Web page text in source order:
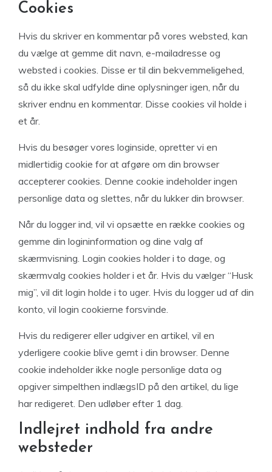
Cookies
Hvis du skriver en kommentar på vores websted, kan
du vælge at gemme dit navn, e-mailadresse og
websted i cookies. Disse er til din bekvemmeligehed,
så du ikke skal udfylde dine oplysninger igen, når du
skriver endnu en kommentar. Disse cookies vil holde i
et år.
Hvis du besøger vores loginside, opretter vi en
midlertidig cookie for at afgøre om din browser
accepterer cookies. Denne cookie indeholder ingen
personlige data og slettes, når du lukker din browser.
Når du logger ind, vil vi opsætte en række cookies og
gemme din logininformation og dine valg af
skærmvisning. Login cookies holder i to dage, og
skærmvalg cookies holder i et år. Hvis du vælger “Husk
mig”, vil dit login holde i to uger. Hvis du logger ud af din
konto, vil login cookierne forsvinde.
Hvis du redigerer eller udgiver en artikel, vil en
yderligere cookie blive gemt i din browser. Denne
cookie indeholder ikke nogle personlige data og
opgiver simpelthen indlægsID på den artikel, du lige
har redigeret. Den udløber efter 1 dag.
Indlejret indhold fra andre
websteder